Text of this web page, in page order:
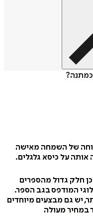
של השמחה מאישה
על כיסא גלגלים.
חלק גדול מהספרים
המודפס בגב הספר.
יש גם מבצעים מיוחדים
במחיר מעולה